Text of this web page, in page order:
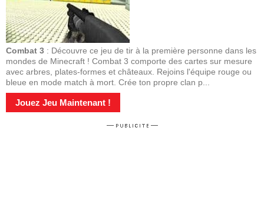
Combat 3 : Découvre ce jeu de tir à la première personne dans les
mondes de Minecraft ! Combat 3 comporte des cartes sur mesure
avec arbres, plates-formes et châteaux. Rejoins l'équipe rouge ou
bleue en mode match à mort. Crée ton propre clan p...
Jouez Jeu Maintenant !